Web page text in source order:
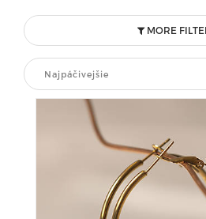
MORE
Najpáčivejšie